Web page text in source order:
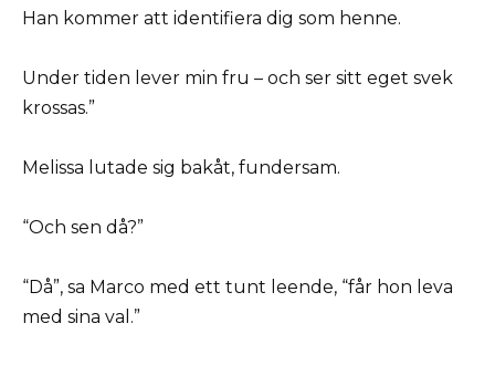
Han kommer att identifiera dig som henne.
Under tiden lever min fru – och ser sitt eget svek
krossas.”
Melissa lutade sig bakåt, fundersam.
“Och sen då?”
“Då”, sa Marco med ett tunt leende, “får hon leva
med sina val.”